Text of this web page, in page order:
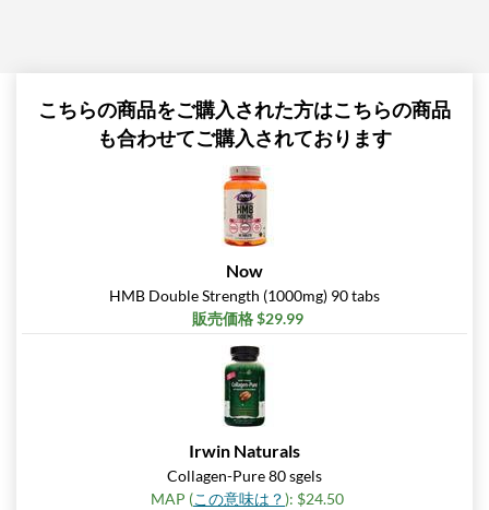
こちらの商品をご購入された方はこちらの商品
も合わせてご購入されております
Now
HMB Double Strength (1000mg) 90 tabs
販売価格 $29.99
Irwin Naturals
Collagen-Pure 80 sgels
MAP (この意味は？): $24.50